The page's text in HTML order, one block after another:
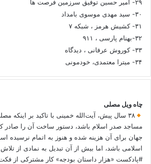
۲۹- امیر حسین توفیق سرزمین فرصت ها
۳۰- سید مهدی موسوی بامداد
۳۱- کشیش هرمز ، شبکه ۷
۳۲-بهنام پارسی ، ۹۱۱
۳۳- کوروش عرفانی ، دیدگاه
۳۴- میترا معتمدی، خودمونی
چاه ویل مصلی
۳۸ سال پیش، آیت‌الله خمینی با تاکید بر اینکه
مساجد صدر اسلام باشد، دستور ساخت آن را صادر
جهان برای آن هزینه شده و هنوز به اتمام نرسیده
اسلامی باشد، اما بیش از آن تبدیل به نمادی از
#پادکست «هزار داستان بودجه» کار مشترکی از